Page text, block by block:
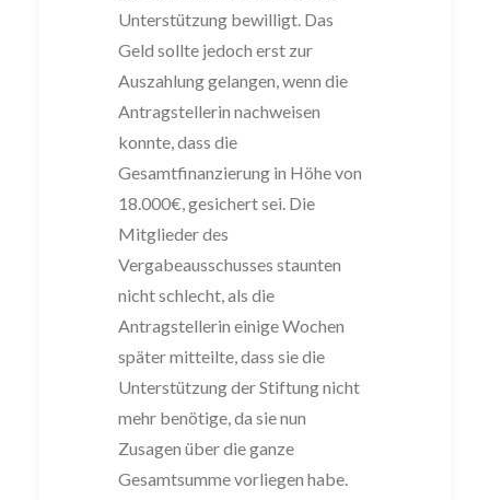
Unterstützung bewilligt. Das
Geld sollte jedoch erst zur
Auszahlung gelangen, wenn die
Antragstellerin nachweisen
konnte, dass die
Gesamtfinanzierung in Höhe von
18.000€, gesichert sei. Die
Mitglieder des
Vergabeausschusses staunten
nicht schlecht, als die
Antragstellerin einige Wochen
später mitteilte, dass sie die
Unterstützung der Stiftung nicht
mehr benötige, da sie nun
Zusagen über die ganze
Gesamtsumme vorliegen habe.